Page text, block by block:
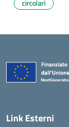
circolari
Link Esterni